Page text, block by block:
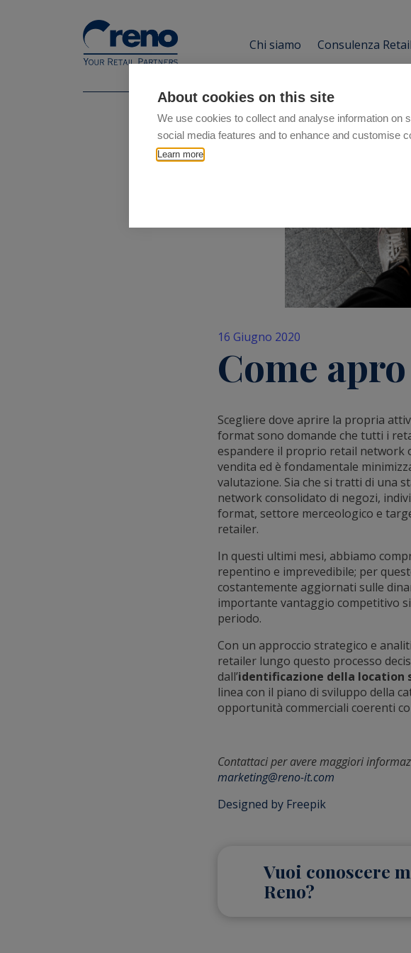
About cookies on this site
We use cookies to collect and analyse information on
social media features and to enhance and customise
Learn more
Chi siamo Consulenza Retail
16 Giugno 2020
Come
Scegliere dove aprire la propria
format sono domande che tutti i
espandere il proprio retail network
vendita ed è fondamentale
valutazione. Sia che si tratti di una
network consolidato di negozi,
format, settore merceologico e
retailer.
In questi ultimi mesi, abbiamo
repentino e imprevedibile; per
costantemente aggiornati sulle
importante vantaggio competitivo
periodo.
Con un approccio strategico e
retailer lungo questo processo
dall’identificazione della location
linea con il piano di sviluppo della
opportunità commerciali coerenti
Contattaci per avere maggiori
marketing@reno-it.com
Designed by Freepik
Vuoi conoscere
Reno?